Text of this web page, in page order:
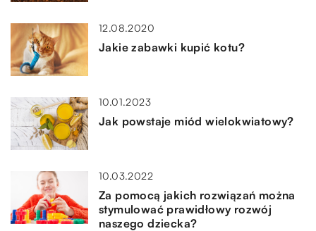
12.08.2020
Jakie zabawki kupić kotu?
10.01.2023
Jak powstaje miód wielokwiatowy?
10.03.2022
Za pomocą jakich rozwiązań można
stymulować prawidłowy rozwój
naszego dziecka?